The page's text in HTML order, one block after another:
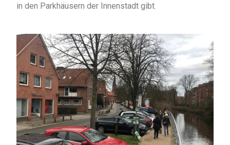
in den Parkhäusern der Innenstadt gibt.